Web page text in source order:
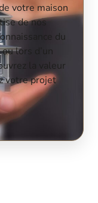
votre maison
de nos
du
lors d’un
la valeur
votre projet